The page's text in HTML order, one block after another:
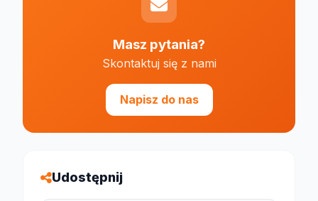
Masz pytania?
Skontaktuj się z nami
Napisz do nas
Udostępnij